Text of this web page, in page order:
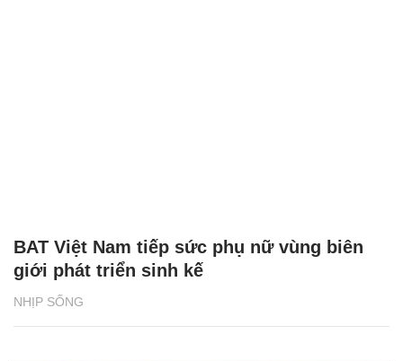
NHỊP SỐNG
BAT Việt Nam tiếp sức phụ nữ vùng biên
giới phát triển sinh kế